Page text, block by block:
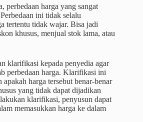
perbedaan harga yang sangat
ini tidak selalu
tertentu tidak wajar. Bisa jadi
khusus, menjual stok lama, atau
klarifikasi kepada penyedia agar
perbedaan harga. Klarifikasi ini
harga tersebut benar-benar
yang tidak dapat dijadikan
klarifikasi, penyusun dapat
memasukkan harga ke dalam